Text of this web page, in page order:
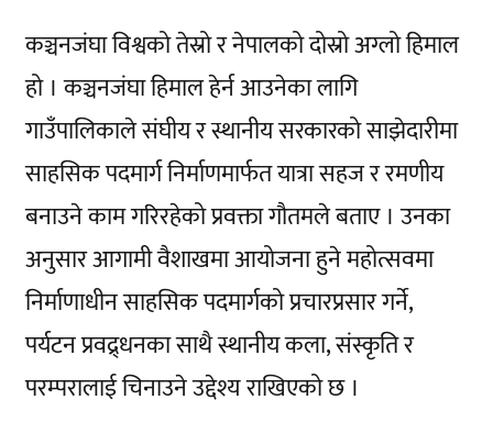
कञ्चनजंघा विश्वको तेस्रो र नेपालको दोस्रो अग्लो हिमाल
हो । कञ्चनजंघा हिमाल हेर्न आउनेका लागि
गाउँपालिकाले संघीय र स्थानीय सरकारको साझेदारीमा
साहसिक पदमार्ग निर्माणमार्फत यात्रा सहज र रमणीय
बनाउने काम गरिरहेको प्रवक्ता गौतमले बताए । उनका
अनुसार आगामी वैशाखमा आयोजना हुने महोत्सवमा
निर्माणाधीन साहसिक पदमार्गको प्रचारप्रसार गर्ने,
पर्यटन प्रवद्र्धनका साथै स्थानीय कला, संस्कृति र
परम्परालाई चिनाउने उद्देश्य राखिएको छ ।